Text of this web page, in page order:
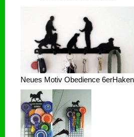
Neues Motiv Obedience 6erHaken